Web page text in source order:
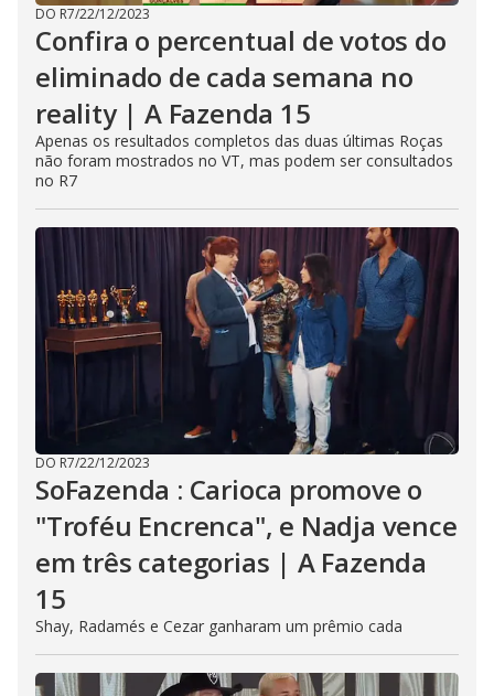
DO R7/22/12/2023
Confira o percentual de votos do
eliminado de cada semana no
reality | A Fazenda 15
Apenas os resultados completos das duas últimas Roças
não foram mostrados no VT, mas podem ser consultados
no R7
DO R7/22/12/2023
SoFazenda : Carioca promove o
"Troféu Encrenca", e Nadja vence
em três categorias | A Fazenda
15
Shay, Radamés e Cezar ganharam um prêmio cada